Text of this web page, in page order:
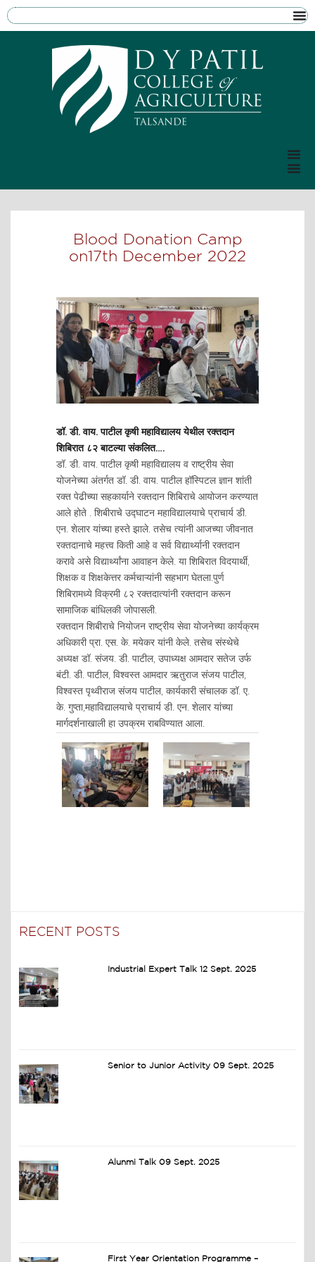
Blood Donation Camp
on17th December 2022
डॉ. डी. वाय. पाटील कृषी महाविद्यालय येथील रक्तदान
शिबिरात ८२ बाटल्या संकलित….
डॉ. डी. वाय. पाटील कृषी महाविद्यालय व राष्ट्रीय सेवा
योजनेच्या अंतर्गत डॉ. डी. वाय. पाटील हॉस्पिटल ज्ञान शांती
रक्त पेढीच्या सहकार्याने रक्तदान शिबिराचे आयोजन करण्यात
आले होते . शिबीराचे उद्घाटन महाविद्यालयाचे प्राचार्य डी.
एन. शेलार यांच्या हस्ते झाले. तसेच त्यांनी आजच्या जीवनात
रक्तदानाचे महत्त्व किती आहे व सर्व विद्यार्थ्यानी रक्तदान
करावे असे विद्यार्थ्यांना आवाहन केले. या शिबिरात विदयार्थी,
शिक्षक व शिक्षकेत्तर कर्मचाऱ्यांनी सहभाग घेतला.पुर्ण
शिबिरामध्ये विक्रमी ८२ रक्तदात्यांनी रक्तदान करून
सामाजिक बांधिलकी जोपासली.
रक्तदान शिबीराचे नियोजन राष्ट्रीय सेवा योजनेच्या कार्यक्रम
अधिकारी प्रा. एस. के. मयेकर यांनी केले. तसेच संस्थेचे
अध्यक्ष डॉ. संजय. डी. पाटील, उपाध्यक्ष आमदार सतेज उर्फ
बंटी. डी. पाटील, विश्वस्त आमदार ऋतुराज संजय पाटील,
विश्वस्त पृथ्वीराज संजय पाटील, कार्यकारी संचालक डॉ. ए.
के. गुप्ता,महाविद्यालयाचे प्राचार्य डी. एन. शेलार यांच्या
मार्गदर्शनाखाली हा उपक्रम राबविण्यात आला.
RECENT POSTS
Industrial Expert Talk 12 Sept. 2025
Senior to Junior Activity 09 Sept. 2025
Alunmi Talk 09 Sept. 2025
First Year Orientation Programme –